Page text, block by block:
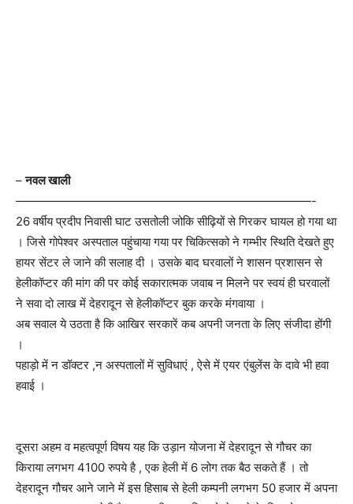
–नवल खाली
—————————————————————————-
26 वर्षीय प्रदीप निवासी घाट उसतोली जोकि सीढ़ियों से गिरकर घायल हो गया था
। जिसे गोपेश्वर अस्पताल पहुंचाया गया पर चिकित्सको ने गम्भीर स्थिति देखते हुए
हायर सेंटर ले जाने की सलाह दी । उसके बाद घरवालों ने शासन प्रशासन से
हेलीकॉप्टर की मांग की पर कोई सकारात्मक जवाब न मिलने पर स्वयं ही घरवालों
ने सवा दो लाख में देहरादून से हेलीकॉप्टर बुक करके मंगवाया ।
अब सवाल ये उठता है कि आखिर सरकारें कब अपनी जनता के लिए संजीदा होंगी
।
पहाड़ो में न डॉक्टर ,न अस्पतालों में सुविधाएं , ऐसे में एयर एंबुलेंस के दावे भी हवा
हवाई ।
दूसरा अहम व महत्वपूर्ण विषय यह कि उड़ान योजना में देहरादून से गौचर का
किराया लगभग 4100 रुपये है , एक हेली में 6 लोग तक बैठ सकते हैं । तो
देहरादून गौचर आने जाने में इस हिसाब से हेली कम्पनी लगभग 50 हजार में अपना